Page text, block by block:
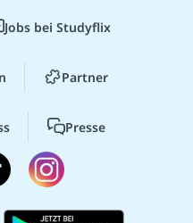
Jobs bei Studyflix
Partner
Presse